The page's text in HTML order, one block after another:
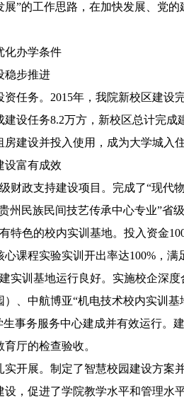
展”的工作思路，在加快发展、党
办学条件
步推进
务。2015年，我院新校区建设
建设任务8.2万方，新校区总计完
设并投入使用，成为大学城入住
富有成效
政支持建设项目。完成了“现代物
州民族民间技艺传承中心专业”省
色的校内实训基地。投入资金
课程实验实训开出率达100%，满
训基地运行良好。实施校企深度
、中航博亚“机电技术校内实训基
务服务中心建成并有效运行。建
厅的检查验收。
展。制定了智慧校园建设方案并
，促进了学院教学水平和管理水平